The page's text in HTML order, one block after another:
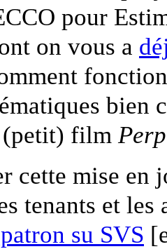
pour
on vous a
bien
(petit) film
cette mise en
tenants et
su SVS